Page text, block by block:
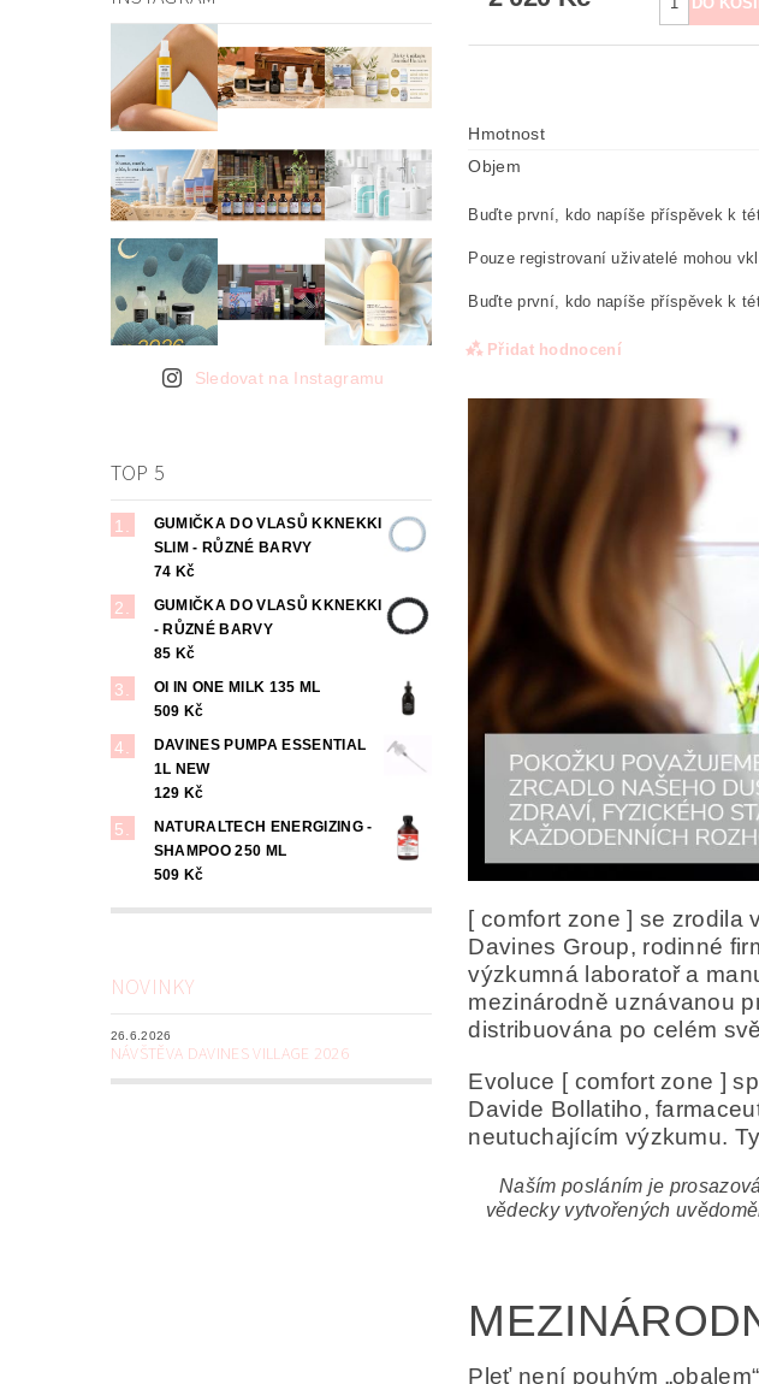
Sledovat na Instagramu
TOP 5
GUMIČKA DO VLASŮ KKNEKKI
SLIM - RŮZNÉ BARVY
74 Kč
GUMIČKA DO VLASŮ KKNEKKI
- RŮZNÉ BARVY
85 Kč
OI IN ONE MILK 135 ML
509 Kč
DAVINES PUMPA ESSENTIAL
1L NEW
129 Kč
NATURALTECH ENERGIZING -
SHAMPOO 250 ML
509 Kč
NOVINKY
26.6.2026
NÁVŠTĚVA DAVINES VILLAGE 2026
Hmotnost
Objem
Buďte první, kdo napíše příspěvek k
Pouze registrovaní uživatelé mohou
Buďte první, kdo napíše příspěvek k
Přidat hodnocení
Odesláním formuláře/
osobních údajů.
[ comfort zone ] se zrodila
Davines Group, rodinné
výzkumná laboratoř a
mezinárodně uznávanou
distribuována po celém
Evoluce [ comfort zone ]
Davide Bollatiho,
neutuchajícím výzkumu.
Naším posláním je
vědecky vytvořených
Pleť není pouhým